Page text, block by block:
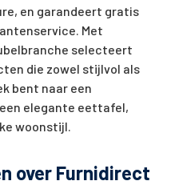
en garandeert gratis
Met
selecteert
die zowel stijlvol als
bent naar een
elegante eettafel,
woonstijl.
over Furnidirect